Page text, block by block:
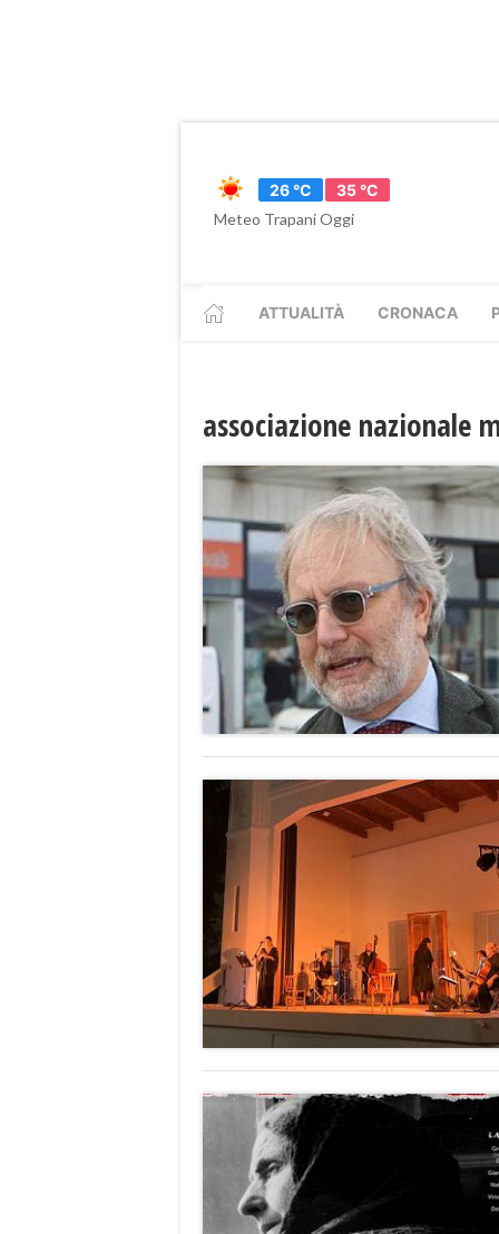
26 °C
35 °C
Meteo Trapani Oggi
ATTUALITÀ CRONACA
associazione nazionale